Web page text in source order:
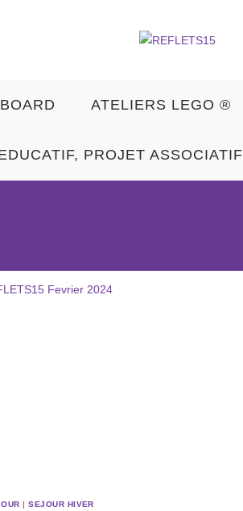
ATELIERS LEGO ®
PROJET ASSOCIATIF
|SEJOUR HIVER